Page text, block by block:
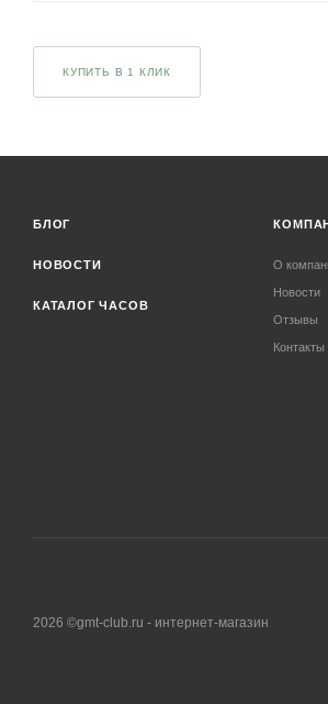
КУПИТЬ В 1 КЛИК
БЛОГ
НОВОСТИ
КАТАЛОГ ЧАСОВ
О
Новости
Отзывы
Контакты
2026 ©gmt-club.ru - интернет-магазин